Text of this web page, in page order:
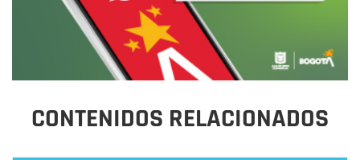
CONTENIDOS RELACIONADOS